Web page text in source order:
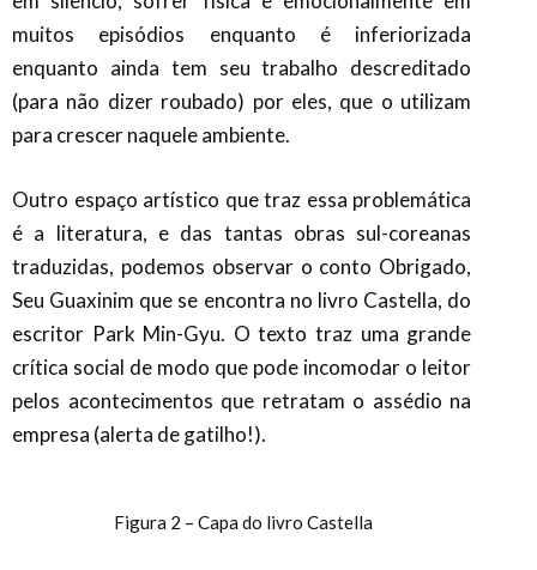
muitos episódios enquanto é inferiorizada
enquanto ainda tem seu trabalho descreditado
(para não dizer roubado) por eles, que o utilizam
para crescer naquele ambiente.
Outro espaço artístico que traz essa problemática
é a literatura, e das tantas obras sul-coreanas
traduzidas, podemos observar o conto Obrigado,
Seu Guaxinim que se encontra no livro Castella, do
escritor Park Min-Gyu. O texto traz uma grande
crítica social de modo que pode incomodar o leitor
pelos acontecimentos que retratam o assédio na
empresa (alerta de gatilho!).
Figura 2 – Capa do livro Castella